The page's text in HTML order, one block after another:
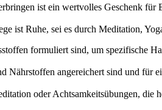
ist ein wertvolles Geschenk für
ist Ruhe, sei es durch Meditation,
formuliert sind, um spezifische
Nährstoffen angereichert sind und für
oder Achtsamkeitsübungen, die